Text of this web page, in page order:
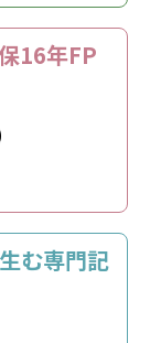
16年FP
む専門記